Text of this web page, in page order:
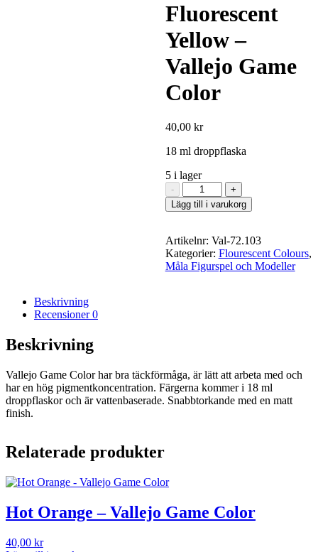
Fluorescent
Yellow –
Vallejo Game
Color
40,00 kr
18 ml droppflaska
5 i lager
-
Fluorescent
Yellow
-
Game
Color
mängd
+
Lägg till i varukorg
Artikelnr: Val-72.103
Kategorier: Flourescent Colours,
Måla Figurspel och Modeller
Beskrivning
Recensioner0
Beskrivning
Vallejo Game Color har bra täckförmåga, är lätt att arbeta med och
har en hög pigmentkoncentration. Färgerna kommer i 18 ml
droppflaskor och är vattenbaserade. Snabbtorkande med en matt
finish.
Relaterade produkter
Hot Orange – Vallejo Game Color
40,00 kr